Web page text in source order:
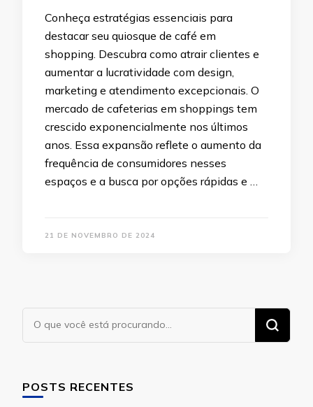
Conheça estratégias essenciais para
destacar seu quiosque de café em
shopping. Descubra como atrair clientes e
aumentar a lucratividade com design,
marketing e atendimento excepcionais. O
mercado de cafeterias em shoppings tem
crescido exponencialmente nos últimos
anos. Essa expansão reflete o aumento da
frequência de consumidores nesses
espaços e a busca por opções rápidas e …
21 DE NOVEMBRO DE 2024
Procurando
algo?
POSTS RECENTES